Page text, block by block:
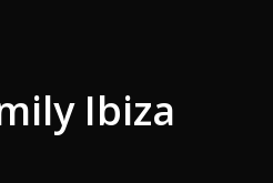
Ibiza